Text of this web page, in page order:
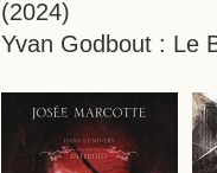
(2024)
Yvan Godbout : Le